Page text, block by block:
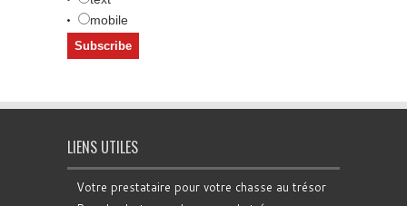
mobile
LIENS UTILES
Votre prestataire pour votre chasse au trésor